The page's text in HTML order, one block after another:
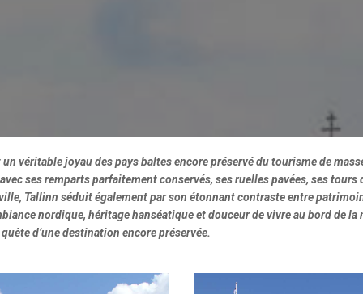
véritable joyau des pays baltes encore préservé du tourisme de
ses remparts parfaitement conservés, ses ruelles pavées, ses
Tallinn séduit également par son étonnant contraste entre
nordique, héritage hanséatique et douceur de vivre au bord de
d’une destination encore préservée.